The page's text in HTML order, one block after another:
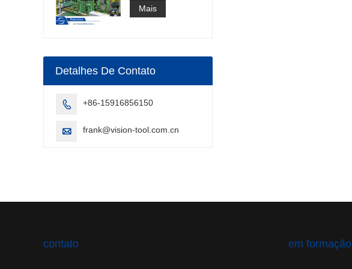
de células de
soldagem por
Mais
Detalhes De Contato
 +86-15916856150
 frank@vision-tool.com.cn
contato em formação